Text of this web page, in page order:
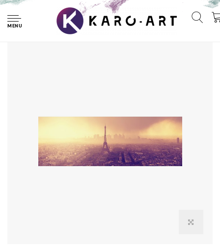
MENU
Schilderij - Zonsondergang boven Parijs, Frankrijk, 2 maten
(wanddecoratie)